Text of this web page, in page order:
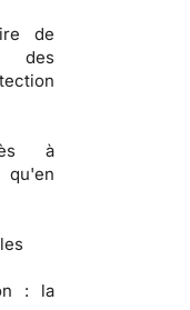
de
des
à
: la